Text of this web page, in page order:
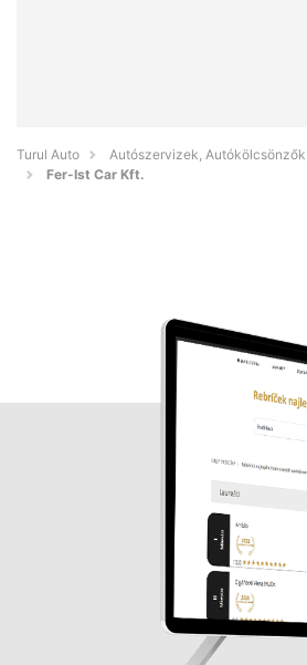
Turul Auto
Autószervizek,
Fer-Ist Car Kft.